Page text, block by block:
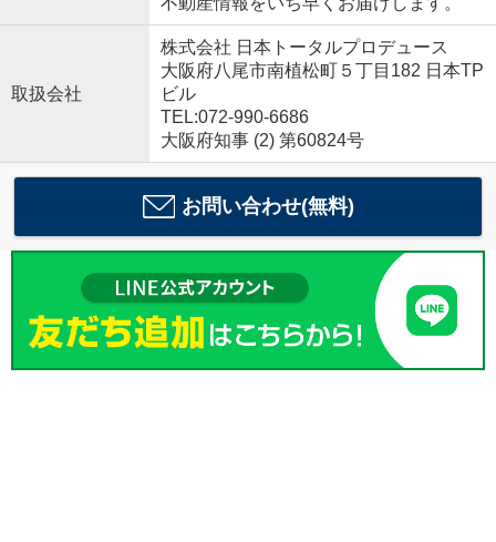
取扱会社
株式会社 日本トータルプロデュース
大阪府八尾市南植松町５丁目182 日本TP
ビル
TEL:072-990-6686
大阪府知事 (2) 第60824号
お問い合わせ(無料)